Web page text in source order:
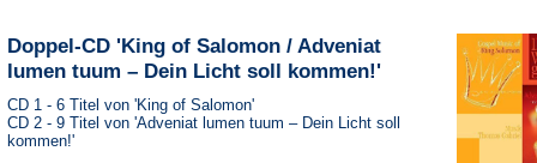
Doppel-CD 'King of Salomon / Adveniat
lumen tuum – Dein Licht soll kommen!'
CD 1 - 6 Titel von 'King of Salomon'
CD 2 - 9 Titel von 'Adveniat lumen tuum – Dein Licht soll
kommen!'